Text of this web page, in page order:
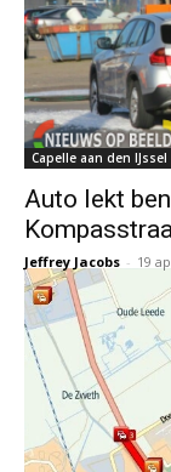
Capelle aan den IJssel
Auto lekt
Jeffrey Jacobs - 19